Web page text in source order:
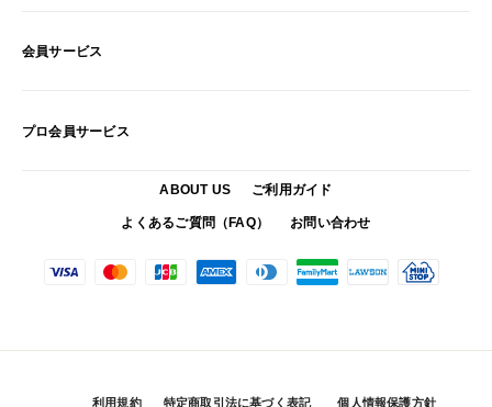
会員サービス
プロ会員サービス
ABOUT US ご利用ガイド
よくあるご質問（FAQ） お問い合わせ
利用規約 特定商取引法に基づく表記 個人情報保護方針